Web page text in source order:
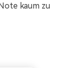
kaum zu